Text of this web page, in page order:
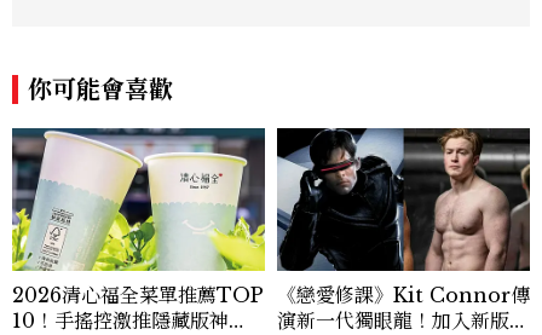
你可能會喜歡
2026清心福全菜單推薦TOP
10！手搖控激推隱藏版神
《戀愛修課》Kit Connor傳
演新一代獨眼龍！加入新版